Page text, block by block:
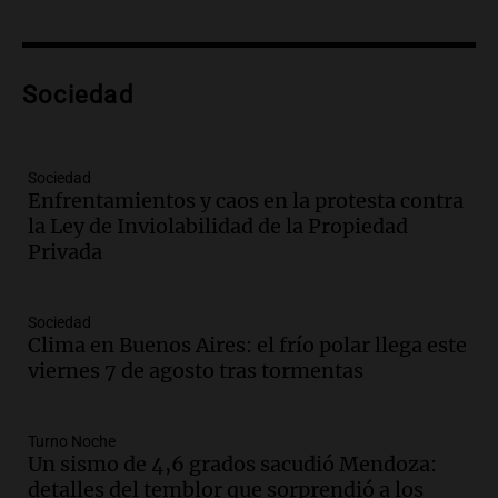
tributo todos los jueves
Episodios
sea, va a ser lindo”
La Cadena del Gol
Episodios
Audio.
mano es muy peligroso”
La Argentina, hoy
Episodios
sobre los parques educativos
Amamos Argentina
Sociedad
Sociedad
Enfrentamientos y caos en la protesta contra
la Ley de Inviolabilidad de la Propiedad
Privada
Sociedad
Clima en Buenos Aires: el frío polar llega este
viernes 7 de agosto tras tormentas
Turno Noche
Un sismo de 4,6 grados sacudió Mendoza:
detalles del temblor que sorprendió a los